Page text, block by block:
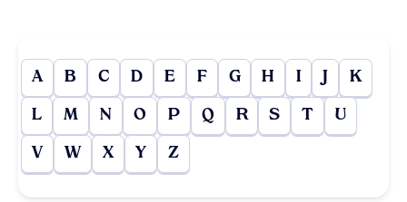
A B C D E F G H I J K
L M N O P Q R S T U
V W X Y Z